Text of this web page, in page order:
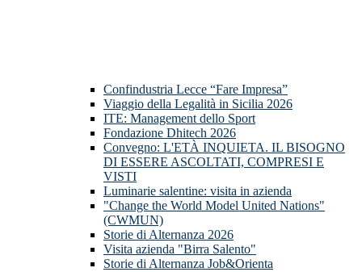
Confindustria Lecce “Fare Impresa”
Viaggio della Legalità in Sicilia 2026
ITE: Management dello Sport
Fondazione Dhitech 2026
Convegno: L'ETÀ INQUIETA. IL BISOGNO
DI ESSERE ASCOLTATI, COMPRESI E
VISTI
Luminarie salentine: visita in azienda
"Change the World Model United Nations"
(CWMUN)
Storie di Alternanza 2026
Visita azienda "Birra Salento"
Storie di Alternanza Job&Orienta